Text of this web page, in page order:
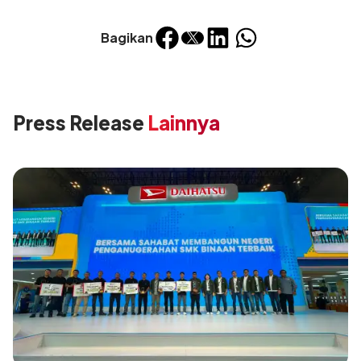
Bagikan
Press Release Lainnya